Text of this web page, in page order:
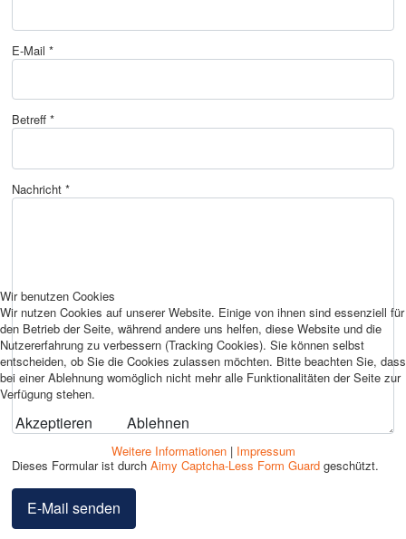
E-Mail *
Betreff *
Nachricht *
Dieses Formular ist durch Aimy Captcha-Less Form Guard geschützt.
E-Mail senden
Wir benutzen Cookies
Wir nutzen Cookies auf unserer Website. Einige von ihnen sind essenziell für
den Betrieb der Seite, während andere uns helfen, diese Website und die
Nutzererfahrung zu verbessern (Tracking Cookies). Sie können selbst
entscheiden, ob Sie die Cookies zulassen möchten. Bitte beachten Sie, dass
bei einer Ablehnung womöglich nicht mehr alle Funktionalitäten der Seite zur
Verfügung stehen.
Akzeptieren Ablehnen
Weitere Informationen| Impressum